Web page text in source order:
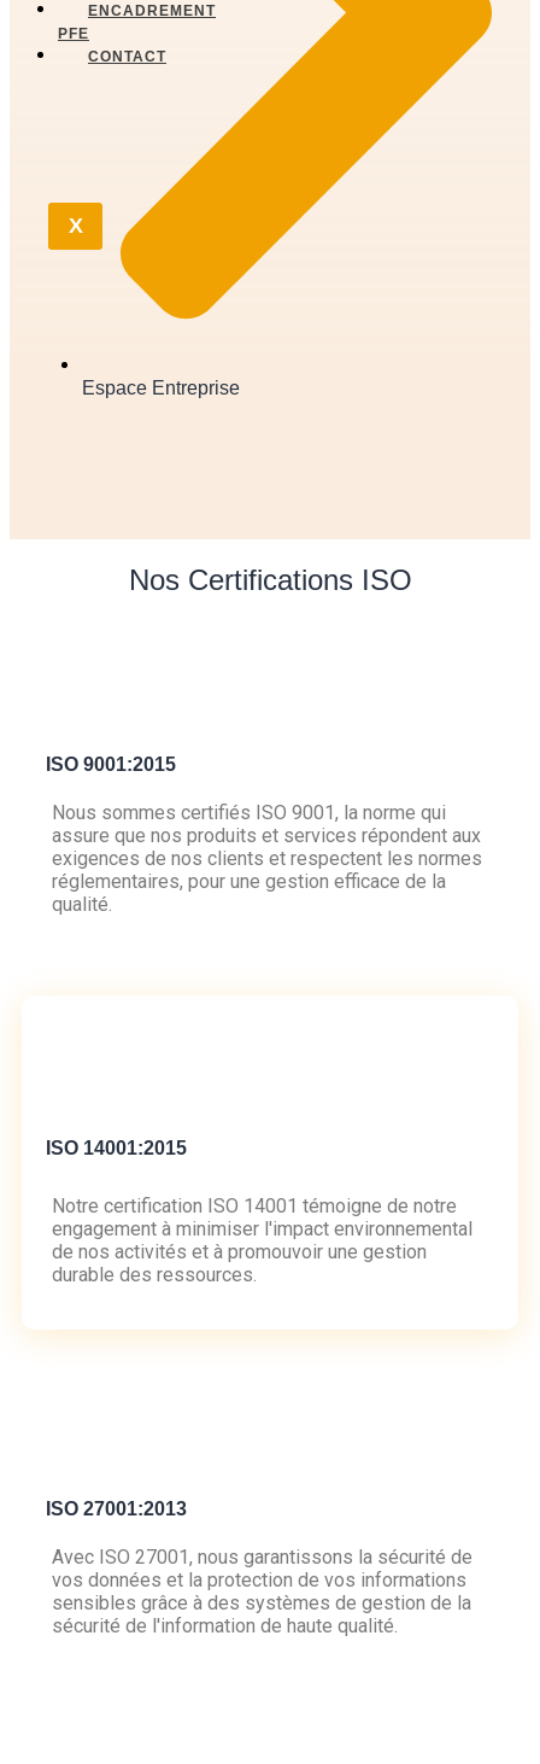
ENCADREMENT
PFE
CONTACT
X
Espace Entreprise
Nos Certifications ISO
ISO 9001:2015
Nous sommes certifiés ISO 9001, la norme qui
assure que nos produits et services répondent aux
exigences de nos clients et respectent les normes
réglementaires, pour une gestion efficace de la
qualité.
ISO 14001:2015
Notre certification ISO 14001 témoigne de notre
engagement à minimiser l'impact environnemental
de nos activités et à promouvoir une gestion
durable des ressources.
ISO 27001:2013
Avec ISO 27001, nous garantissons la sécurité de
vos données et la protection de vos informations
sensibles grâce à des systèmes de gestion de la
sécurité de l'information de haute qualité.